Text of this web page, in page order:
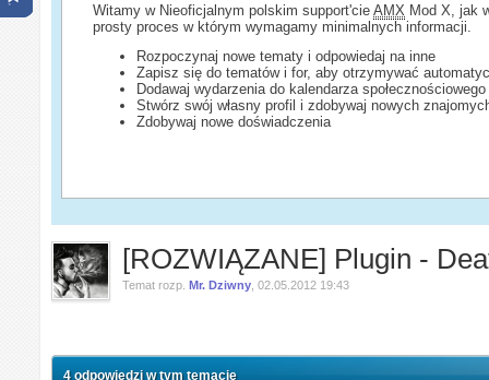
Witamy w Nieoficjalnym polskim support'cieAMX Mod X, jak
prosty proces w którym wymagamy minimalnych informacji.
Rozpoczynaj nowe tematy i odpowiedaj na inne
Zapisz się do tematów i for, aby otrzymywać
Dodawaj wydarzenia do kalendarza społecznościowego
Stwórz swój własny profil i zdobywaj nowych
Zdobywaj nowe doświadczenia
[ROZWIĄZANE] Plugin -
Temat rozp.Mr. Dziwny ,02.05.2012 19:43
4 odpowiedzi w tym temacie